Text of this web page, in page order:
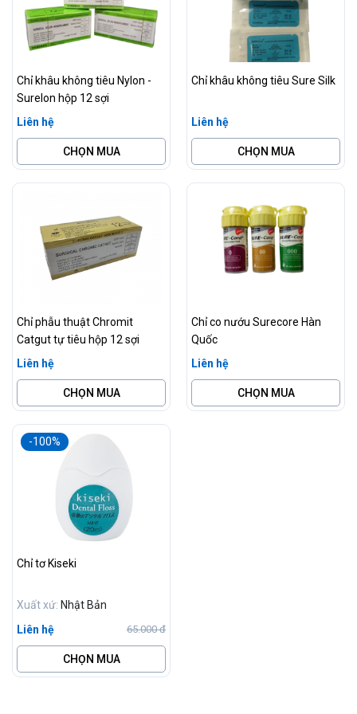
Chỉ khâu không tiêu Nylon -
Surelon hộp 12 sợi
Liên hệ
CHỌN MUA
Chỉ khâu không tiêu Sure Silk
Liên hệ
CHỌN MUA
Chỉ phẫu thuật Chromit
Catgut tự tiêu hộp 12 sợi
Liên hệ
CHỌN MUA
Chỉ co nướu Surecore Hàn
Quốc
Liên hệ
CHỌN MUA
Chỉ tơ Kiseki
Xuất xứ: Nhật Bản
Liên hệ
65.000 đ
CHỌN MUA
-100%